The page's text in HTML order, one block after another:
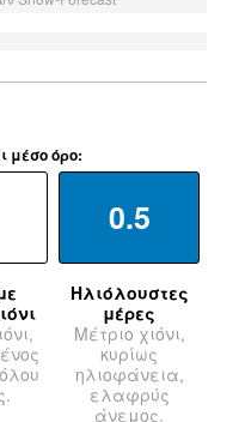
μέσο όρο:
0.5
Ηλιόλουστες
μέρες
Μέτριο χιόνι,
κυρίως
ηλιοφάνεια,
ελαφρύς
άνεμος.